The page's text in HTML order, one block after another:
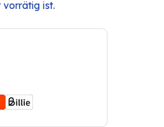
vorrätig ist.